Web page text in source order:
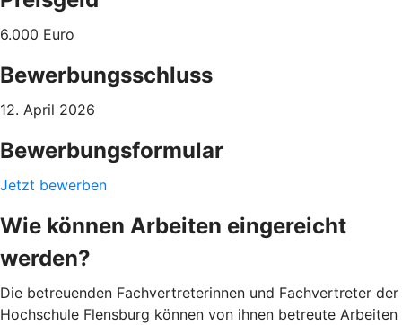
6.000 Euro
Bewerbungsschluss
12. April 2026
Bewerbungsformular
Jetzt bewerben
Wie können Arbeiten eingereicht
werden?
Die betreuenden Fachvertreterinnen und Fachvertreter der
Hochschule Flensburg können von ihnen betreute Arbeiten